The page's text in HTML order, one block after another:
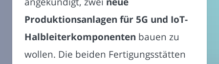
Produktionsanlagen für 5G und IoT-
Halbleiterkomponenten bauen zu
wollen. Die beiden Fertigungsstätten